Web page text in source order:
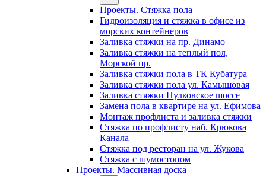
Проекты. Стяжка пола
Гидроизоляция и стяжка в офисе из
морских контейнеров
Заливка стяжки на пр. Динамо
Заливка стяжки на теплый пол,
Морской пр.
Заливка стяжки пола в ТК Кубатура
Заливка стяжки пола ул. Камышовая
Заливка стяжки Пулковское шоссе
Замена пола в квартире на ул. Ефимова
Монтаж профлиста и заливка стяжки
Стяжка по профлисту наб. Крюкова
Канала
Стяжка под ресторан на ул. Жукова
Стяжка с шумостопом
Проекты. Массивная доска